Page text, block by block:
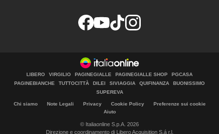
LIBERO VIRGILIO PAGINEGIALLE PAGINEGIALLE SHOP
PGCASA
PAGINEBIANCHE
TUTTOCITTÀ DILEI SIVIAGGIA QUIFINANZA
BUONISSIMO
SUPEREVA
Chi siamo Note Legali Privacy Cookie Policy
Preferenze sui cookie
Aiuto
© Italiaonline S.p.A. 2026
Direzione e coordinamento di Libero Acquisition S.á r.l.